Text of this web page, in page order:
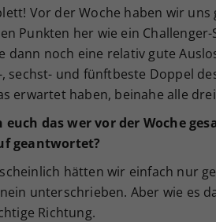
Vor der Woche haben wir uns
Punkten her wie ein
dann noch eine relativ gute
sechst- und fünftbeste Doppel
erwartet haben, beinahe alle
euch das wer vor der Woche
geantwortet?
hätten wir einfach nur
unterschrieben. Aber wie es
Richtung.